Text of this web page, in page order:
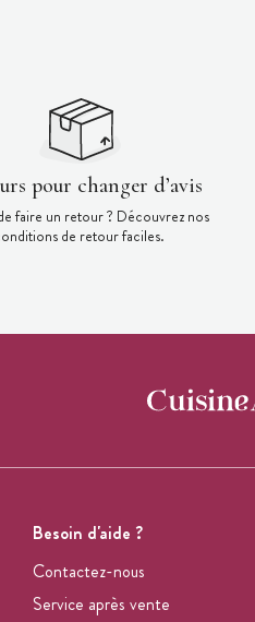
pour changer d’avis
faire un retour ? Découvrez nos
de retour faciles.
Besoin d'aide ?
Contactez-nous
Service après vente